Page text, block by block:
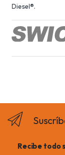
Diesel®.
Recibe todo